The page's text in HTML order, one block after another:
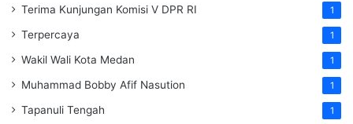
Terima Kunjungan Komisi V DPR RI 1
Terpercaya 1
Wakil Wali Kota Medan 1
Muhammad Bobby Afif Nasution 1
Tapanuli Tengah 1